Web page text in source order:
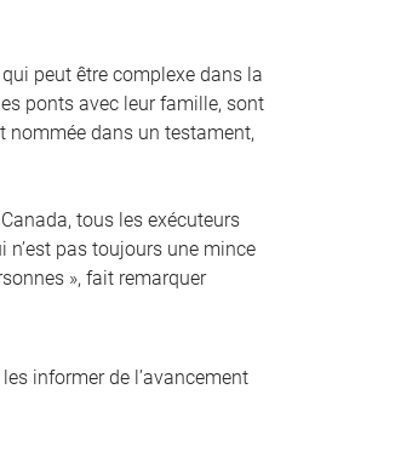
peut être complexe dans la
ponts avec leur famille, sont
nommée dans un testament,
tous les exécuteurs
pas toujours une mince
», fait remarquer
informer de l’avancement